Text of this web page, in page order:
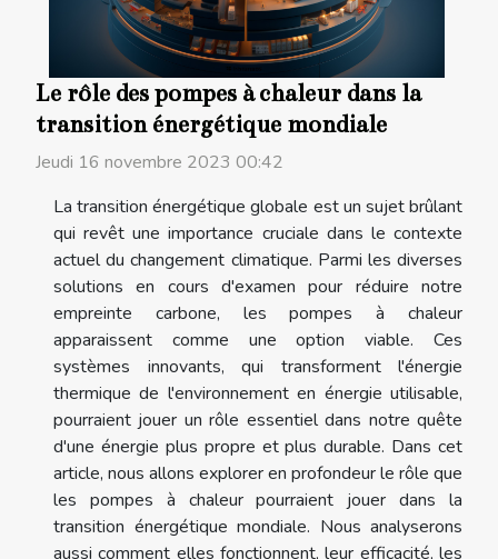
Le rôle des pompes à chaleur dans la
transition énergétique mondiale
Jeudi 16 novembre 2023 00:42
La transition énergétique globale est un sujet brûlant
qui revêt une importance cruciale dans le contexte
actuel du changement climatique. Parmi les diverses
solutions en cours d'examen pour réduire notre
empreinte carbone, les pompes à chaleur
apparaissent comme une option viable. Ces
systèmes innovants, qui transforment l'énergie
thermique de l'environnement en énergie utilisable,
pourraient jouer un rôle essentiel dans notre quête
d'une énergie plus propre et plus durable. Dans cet
article, nous allons explorer en profondeur le rôle que
les pompes à chaleur pourraient jouer dans la
transition énergétique mondiale. Nous analyserons
aussi comment elles fonctionnent, leur efficacité, les